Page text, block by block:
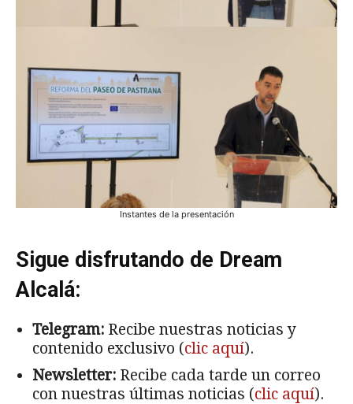
Instantes de la presentación
Sigue disfrutando de Dream
Alcalá:
Telegram: Recibe nuestras noticias y
contenido exclusivo (clic aquí).
Newsletter: Recibe cada tarde un correo
con nuestras últimas noticias (clic aquí).